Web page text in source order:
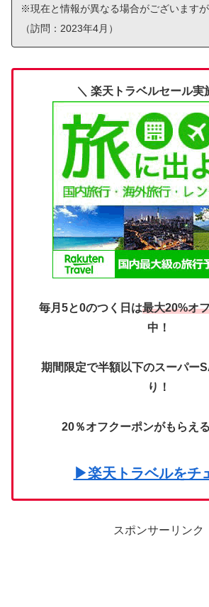
※現在と情報が異なる場合がございますが
（訪問：2023年4月）
＼ 楽天トラベルセール実
毎月5と0のつく日は最大20%オ
中！
期間限定で半額以下のスーパー
り！
20％オフクーポンがもらえ
▶楽天トラベルをチ
スポンサーリンク